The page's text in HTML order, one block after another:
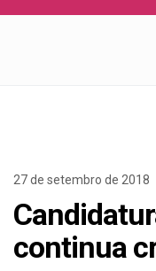
27 de setembro de 2018
continua